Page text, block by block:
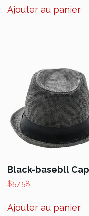
Ajouter au panier
Black-basebll Cap
$57.58
Ajouter au panier